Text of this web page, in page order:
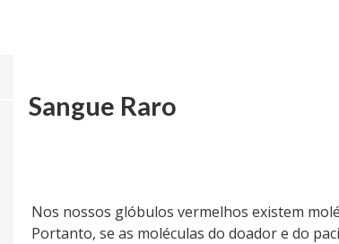
Sangue Raro
Nos nossos glóbulos vermelhos existem
Portanto, se as moléculas do doador e do